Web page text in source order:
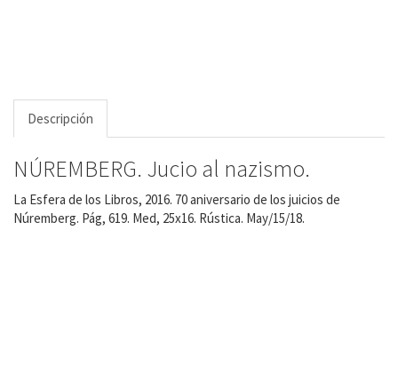
Descripción
NÚREMBERG. Jucio al nazismo.
La Esfera de los Libros, 2016. 70 aniversario de los juicios de
Núremberg. Pág, 619. Med, 25x16. Rústica. May/15/18.